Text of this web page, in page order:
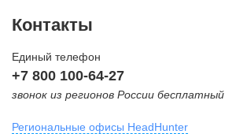
Контакты
Единый телефон
+7 800 100-64-27
звонок из регионов России бесплатный
Региональные офисы HeadHunter